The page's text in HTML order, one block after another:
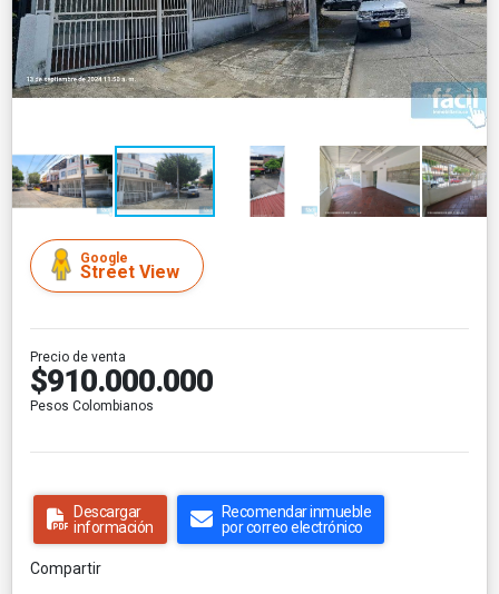
Google
Street View
Precio de venta
$910.000.000
Pesos Colombianos
Descargar
información
Recomendar inmueble
por correo electrónico
Compartir